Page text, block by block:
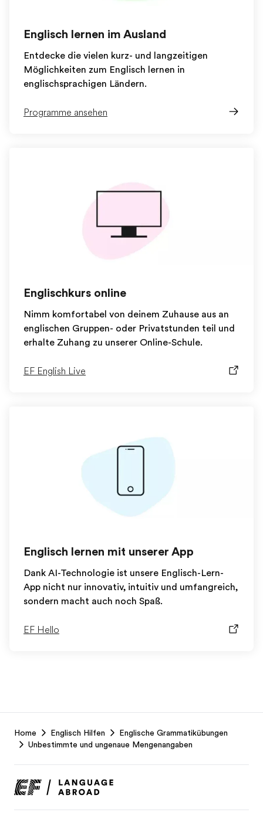
Englisch lernen im Ausland
Entdecke die vielen kurz- und langzeitigen
Möglichkeiten zum Englisch lernen in
englischsprachigen Ländern.
Programme ansehen
Englischkurs online
Nimm komfortabel von deinem Zuhause aus an
englischen Gruppen- oder Privatstunden teil und
erhalte Zuhang zu unserer Online-Schule.
EF English Live
Englisch lernen mit unserer App
Dank AI-Technologie ist unsere Englisch-Lern-
App nicht nur innovativ, intuitiv und umfangreich,
sondern macht auch noch Spaß.
EF Hello
Footer
Home Englisch Hilfen
Englische Grammatikübungen
Unbestimmte und ungenaue Mengenangaben